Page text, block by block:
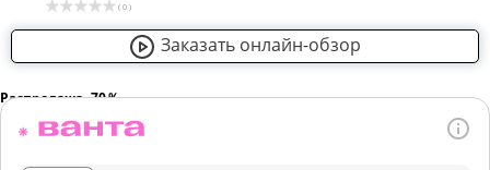
( 0 )
Заказать онлайн-обзор
Распродажа -70％